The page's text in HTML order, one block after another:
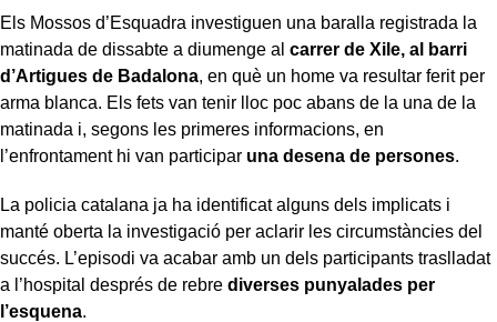
Els Mossos d’Esquadra investiguen una baralla registrada la
matinada de dissabte a diumenge al carrer de Xile, al barri
d’Artigues de Badalona, en què un home va resultar ferit per
arma blanca. Els fets van tenir lloc poc abans de la una de la
matinada i, segons les primeres informacions, en
l’enfrontament hi van participar una desena de persones.
La policia catalana ja ha identificat alguns dels implicats i
manté oberta la investigació per aclarir les circumstàncies del
succés. L’episodi va acabar amb un dels participants traslladat
a l’hospital després de rebre diverses punyalades per
l’esquena.